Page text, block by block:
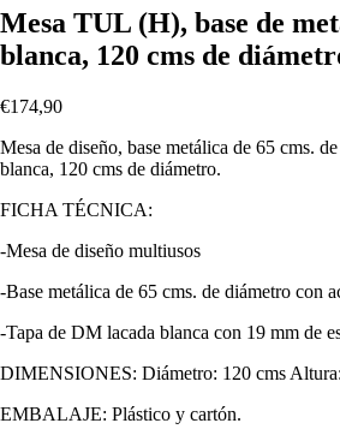
Mesa TUL (H), base de
blanca, 120 cms de
€174,90
Mesa de diseño, base metálica de 65 cms.
blanca, 120 cms de diámetro.
FICHA TÉCNICA:
-Mesa de diseño multiusos
-Base metálica de 65 cms. de diámetro con
-Tapa de DM lacada blanca con 19 mm de
DIMENSIONES: Diámetro: 120 cms
EMBALAJE: Plástico y cartón.